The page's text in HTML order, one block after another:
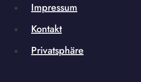
Impressum
Kontakt
Privatsphäre